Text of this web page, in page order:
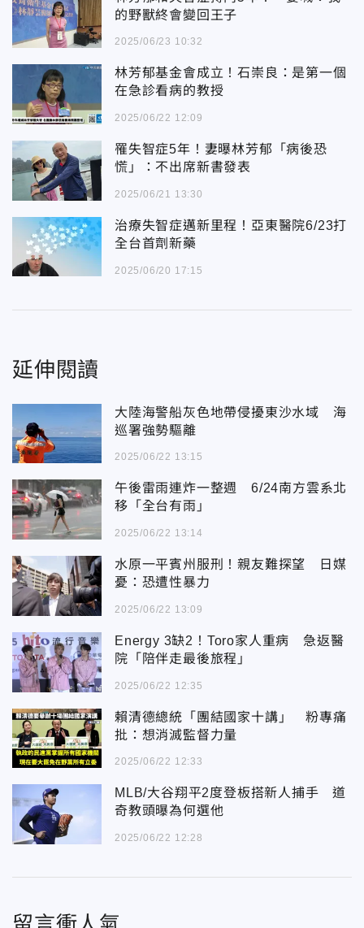
的野獸終會變回王子
2025/06/23 10:32
林芳郁基金會成立！石崇良：是第一個
在急診看病的教授
2025/06/22 12:09
罹失智症5年！妻曝林芳郁「病後恐
慌」：不出席新書發表
2025/06/21 13:30
治療失智症邁新里程！亞東醫院6/23打
全台首劑新藥
2025/06/20 17:15
延伸閱讀
大陸海警船灰色地帶侵擾東沙水域 海
巡署強勢驅離
2025/06/22 13:15
午後雷雨連炸一整週 6/24南方雲系北
移「全台有雨」
2025/06/22 13:14
水原一平賓州服刑！親友難探望 日媒
憂：恐遭性暴力
2025/06/22 13:09
Energy 3缺2！Toro家人重病 急返醫
院「陪伴走最後旅程」
2025/06/22 12:35
賴清德總統「團結國家十講」 粉專痛
批：想消滅監督力量
2025/06/22 12:33
MLB/大谷翔平2度登板搭新人捕手 道
奇教頭曝為何選他
2025/06/22 12:28